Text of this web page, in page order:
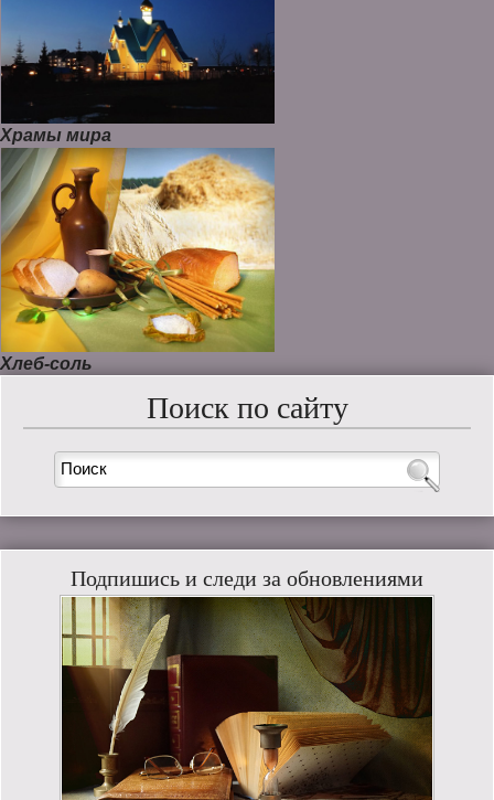
Храмы мира
Хлеб-соль
Поиск по сайту
Подпишись и следи за обновлениями